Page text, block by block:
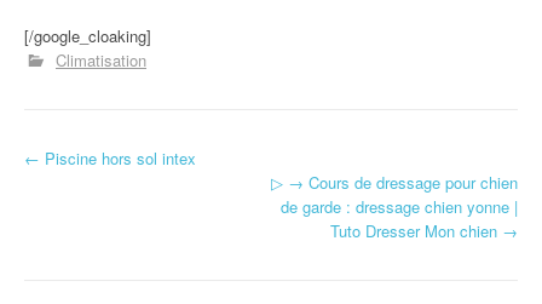
[/google_cloaking]
Climatisation
Navigation d'article
← Piscine hors sol intex
▷ → Cours de dressage pour chien
de garde : dressage chien yonne |
Tuto Dresser Mon chien →